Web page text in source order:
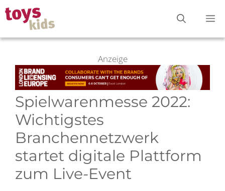
Zum
Inhalt
springen
Anzeige
Spielwarenmesse 2022:
Wichtigstes
Branchennetzwerk
startet digitale Plattform
zum Live-Event